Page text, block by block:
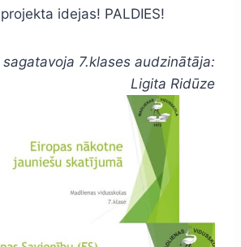
idejas! PALDIES!
7.klases audzinātāja:
Ligita Ridūze